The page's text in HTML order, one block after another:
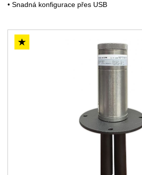
• Snadná konfigurace přes USB